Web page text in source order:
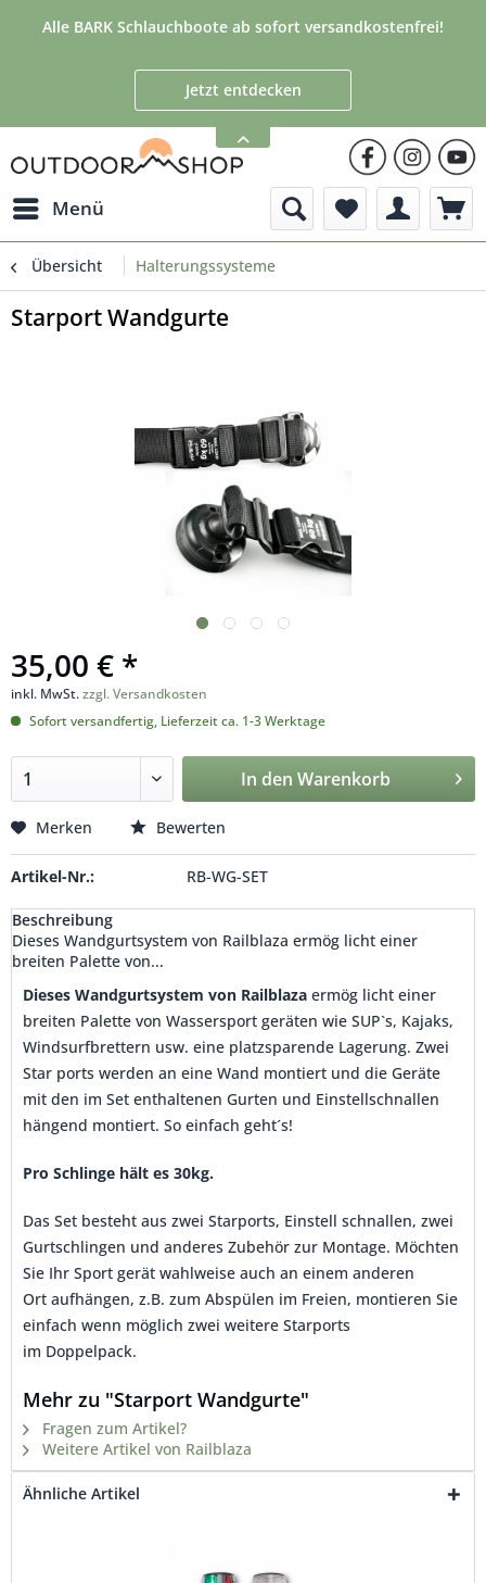
Alle BARK Schlauchboote ab sofort versandkostenfrei!
Jetzt entdecken
Menü
Übersicht Halterungssysteme
Starport Wandgurte
35,00 € *
inkl. MwSt.zzgl. Versandkosten
Sofort versandfertig, Lieferzeit ca. 1-3 Werktage
In den Warenkorb
Merken Bewerten
Artikel-Nr.: RB-WG-SET
Beschreibung
Dieses Wandgurtsystem von Railblaza ermög licht einer
breiten Palette von...
Dieses Wandgurtsystem von Railblaza ermög licht einer
breiten Palette von Wassersport geräten wie SUP`s, Kajaks,
Windsurfbrettern usw. eine platzsparende Lagerung. Zwei
Star ports werden an eine Wand montiert und die Geräte
mit den im Set enthaltenen Gurten und Einstellschnallen
hängend montiert. So einfach geht´s!
Pro Schlinge hält es 30kg.
Das Set besteht aus zwei Starports, Einstell schnallen, zwei
Gurtschlingen und anderes Zubehör zur Montage. Möchten
Sie Ihr Sport gerät wahlweise auch an einem anderen
Ort aufhängen, z.B. zum Abspülen im Freien, montieren Sie
einfach wenn möglich zwei weitere Starports
im Doppelpack.
Mehr zu "Starport Wandgurte"
Fragen zum Artikel?
Weitere Artikel von Railblaza
Ähnliche Artikel